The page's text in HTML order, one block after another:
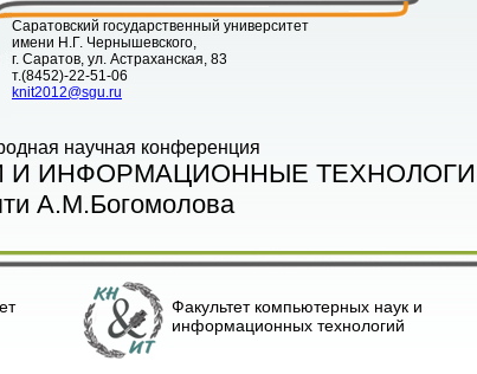
Саратовский государственный университет
имени Н.Г. Чернышевского,
г. Саратов, ул. Астраханская, 83
т.(8452)-22-51-06
knit2012@sgu.ru
научная конференция
И ИНФОРМАЦИОННЫЕ
А.М.Богомолова
Факультет компьютерных наук и
информационных технологий